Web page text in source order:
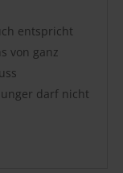
entspricht
von ganz
darf nicht